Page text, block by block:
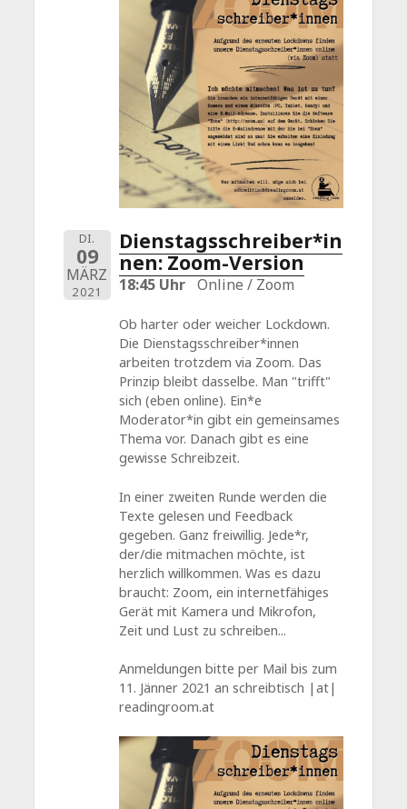
DI.
09
MÄRZ
2021
Dienstagsschreiber*in
nen: Zoom-Version
18:45 Uhr Online / Zoom
Ob harter oder weicher Lockdown.
Die Dienstagsschreiber*innen
arbeiten trotzdem via Zoom. Das
Prinzip bleibt dasselbe. Man "trifft"
sich (eben online). Ein*e
Moderator*in gibt ein gemeinsames
Thema vor. Danach gibt es eine
gewisse Schreibzeit.
In einer zweiten Runde werden die
Texte gelesen und Feedback
gegeben. Ganz freiwillig. Jede*r,
der/die mitmachen möchte, ist
herzlich willkommen. Was es dazu
braucht: Zoom, ein internetfähiges
Gerät mit Kamera und Mikrofon,
Zeit und Lust zu schreiben...
Anmeldungen bitte per Mail bis zum
11. Jänner 2021 an schreibtisch |at|
readingroom.at